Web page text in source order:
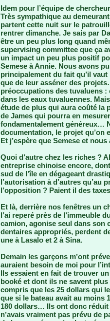
Idem pour l’équipe de
Très sympathique au
partent cette nuit sur le
rentrer dimanche. Je sais par
être un peu plus long quand
supervising committee que ça
un impact un peu plus positif
Semese à Annie. Nous avons
principalement du fait qu’il
que de leur asséner des
préoccupations des tuvaluens
dans les eaux tuvaluennes.
étude de plus qui aura coûté la
de James qui pourra en
fondamentalement généreux…
documentation, le projet qu’on
Et j’espère que Semese et
Quoi d’autre chez les riches ?
entreprise chinoise encore,
sud de l’île en dégageant
l’autorisation à d’autres qu’au
l’opposition ? Paient il des
Et là, derrière nos fenêtres un
l’ai reperé près de l’immeuble
camion, agonise seul dans son
dentaires appropriés, perdent
une à Lasalo et 2 à Sina.
Demain les garçons m’ont
auraient besoin de moi pour
Ils essaient en fait de trouver
booké et dont ils ne savent plus
compris que les 25 dollars qui
que si le bateau avait au moins
180 dollars… Ils ont donc réduit
n’avais vraiment pas prévu de